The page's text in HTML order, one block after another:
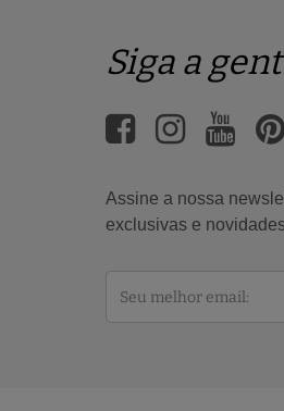
Siga a
Assine a nossa
exclusivas e